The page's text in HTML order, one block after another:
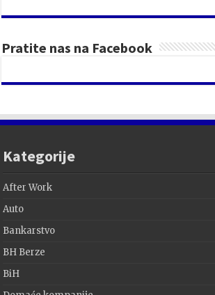
Pratite nas na Facebook
Kategorije
After Work
Auto
Bankarstvo
BH Berze
BiH